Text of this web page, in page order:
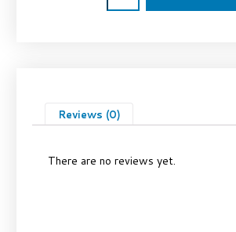
Reviews (0)
There are no reviews yet.